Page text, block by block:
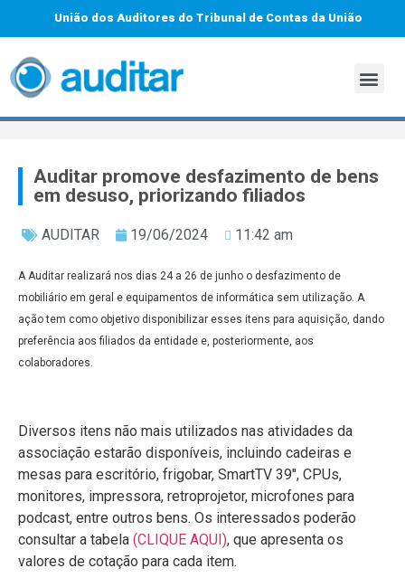
União dos Auditores do Tribunal de Contas da União
Auditar promove desfazimento de bens
em desuso, priorizando filiados
AUDITAR 19/06/2024 11:42 am
A Auditar realizará nos dias 24 a 26 de junho o desfazimento de
mobiliário em geral e equipamentos de informática sem utilização. A
ação tem como objetivo disponibilizar esses itens para aquisição, dando
preferência aos filiados da entidade e, posteriormente, aos
colaboradores.
Diversos itens não mais utilizados nas atividades da
associação estarão disponíveis, incluindo cadeiras e
mesas para escritório, frigobar, SmartTV 39″, CPUs,
monitores, impressora, retroprojetor, microfones para
podcast, entre outros bens. Os interessados poderão
consultar a tabela (CLIQUE AQUI), que apresenta os
valores de cotação para cada item.